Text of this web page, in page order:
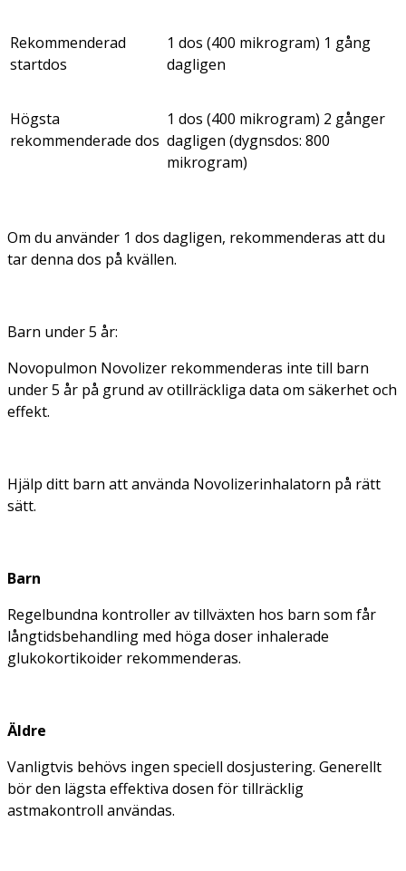
Rekommenderad
startdos
1 dos (400 mikrogram) 1 gång
dagligen
Högsta
rekommenderade dos
1 dos (400 mikrogram) 2 gånger
dagligen (dygnsdos: 800
mikrogram)
Om du använder 1 dos dagligen, rekommenderas att du
tar denna dos på kvällen.
Barn under 5 år:
Novopulmon Novolizer rekommenderas inte till barn
under 5 år på grund av otillräckliga data om säkerhet och
effekt.
Hjälp ditt barn att använda Novolizerinhalatorn på rätt
sätt.
Barn
Regelbundna kontroller av tillväxten hos barn som får
långtidsbehandling med höga doser inhalerade
glukokortikoider rekommenderas.
Äldre
Vanligtvis behövs ingen speciell dosjustering. Generellt
bör den lägsta effektiva dosen för tillräcklig
astmakontroll användas.